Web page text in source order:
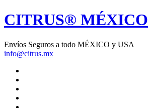
CITRUS® MÉXICO
Envíos Seguros a todo MÉXICO y USA
info@citrus.mx